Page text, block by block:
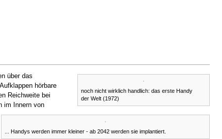
noch nicht wirklich handlich: das erste Handy
der Welt (1972)
... Handys werden immer kleiner - ab 2042 werden sie implantiert.
über das
hörbare
Reichweite bei
im Innern von